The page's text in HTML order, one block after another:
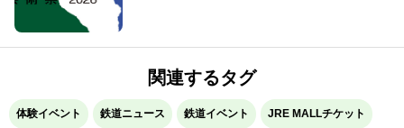
関連するタグ
体験イベント 鉄道ニュース 鉄道イベント JRE MALLチケット